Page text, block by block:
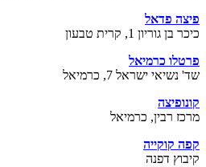
פיצה פדאל
כיכר בן גוריון 1, קרית טבעון
פרטלו כרמיאל
שד' נשיאי ישראל 7, כרמיאל
קונופיצה
מרכז רבין, כרמיאל
קפה קוקייה
קיבוץ דפנה